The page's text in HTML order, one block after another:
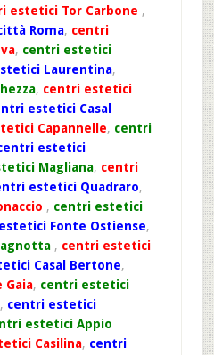
estetici Tor Carbone ,
Roma, centri
, centri estetici
Laurentina,
, centri estetici
estetici Casal
Capannelle, centri
estetici
Magliana, centri
estetici Quadraro,
, centri estetici
Fonte Ostiense,
, centri estetici
Casal Bertone,
, centri estetici
, centri estetici
estetici Appio
Casilina, centri